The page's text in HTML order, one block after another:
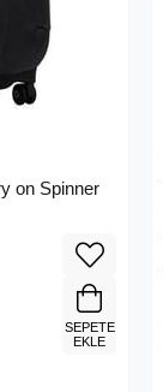
on Spinner
SEPETE
EKLE